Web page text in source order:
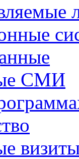
СМИ